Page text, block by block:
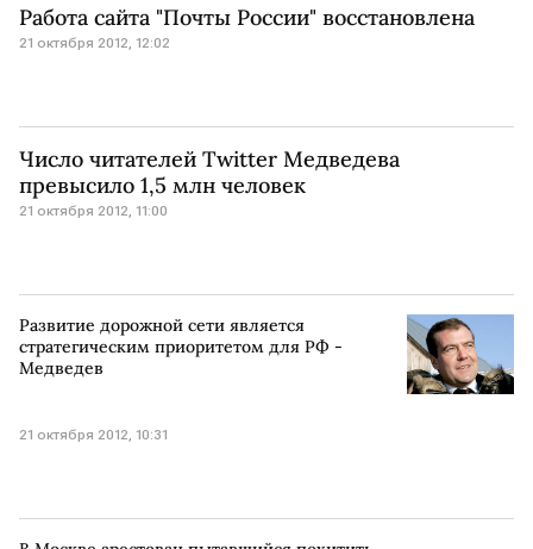
Работа сайта "Почты России" восстановлена
21 октября 2012, 12:02
Число читателей Twitter Медведева
превысило 1,5 млн человек
21 октября 2012, 11:00
Развитие дорожной сети является
стратегическим приоритетом для РФ -
Медведев
21 октября 2012, 10:31